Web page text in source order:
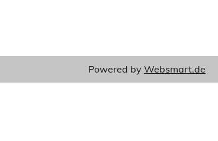
Powered by Websmart.de